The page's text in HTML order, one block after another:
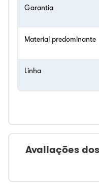
Garantia
Material predominante
Linha
Avaliações